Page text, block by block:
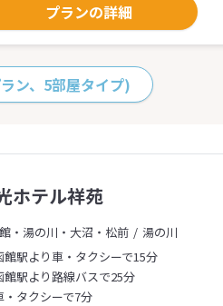
プランの詳細
ン、5部屋タイプ)
ホテル祥苑
・湯の川・大沼・松前
湯の川
館駅より車・タクシーで15分
館駅より路線バスで25分
タクシーで7分